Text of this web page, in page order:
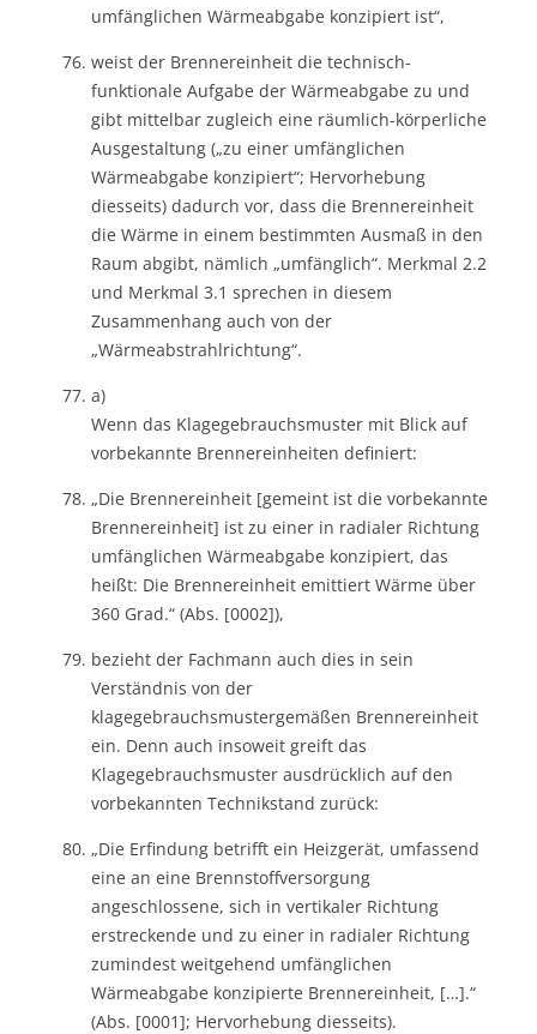
umfänglichen Wärmeabgabe konzipiert ist“,
weist der Brennereinheit die technisch-
funktionale Aufgabe der Wärmeabgabe zu und
gibt mittelbar zugleich eine räumlich-körperliche
Ausgestaltung („zu einer umfänglichen
Wärmeabgabe konzipiert“; Hervorhebung
diesseits) dadurch vor, dass die Brennereinheit
die Wärme in einem bestimmten Ausmaß in den
Raum abgibt, nämlich „umfänglich“. Merkmal 2.2
und Merkmal 3.1 sprechen in diesem
Zusammenhang auch von der
„Wärmeabstrahlrichtung“.
a)
Wenn das Klagegebrauchsmuster mit Blick auf
vorbekannte Brennereinheiten definiert:
„Die Brennereinheit [gemeint ist die vorbekannte
Brennereinheit] ist zu einer in radialer Richtung
umfänglichen Wärmeabgabe konzipiert, das
heißt: Die Brennereinheit emittiert Wärme über
360 Grad.“ (Abs. [0002]),
bezieht der Fachmann auch dies in sein
Verständnis von der
klagegebrauchsmustergemäßen Brennereinheit
ein. Denn auch insoweit greift das
Klagegebrauchsmuster ausdrücklich auf den
vorbekannten Technikstand zurück:
„Die Erfindung betrifft ein Heizgerät, umfassend
eine an eine Brennstoffversorgung
angeschlossene, sich in vertikaler Richtung
erstreckende und zu einer in radialer Richtung
zumindest weitgehend umfänglichen
Wärmeabgabe konzipierte Brennereinheit, […].“
(Abs. [0001]; Hervorhebung diesseits).